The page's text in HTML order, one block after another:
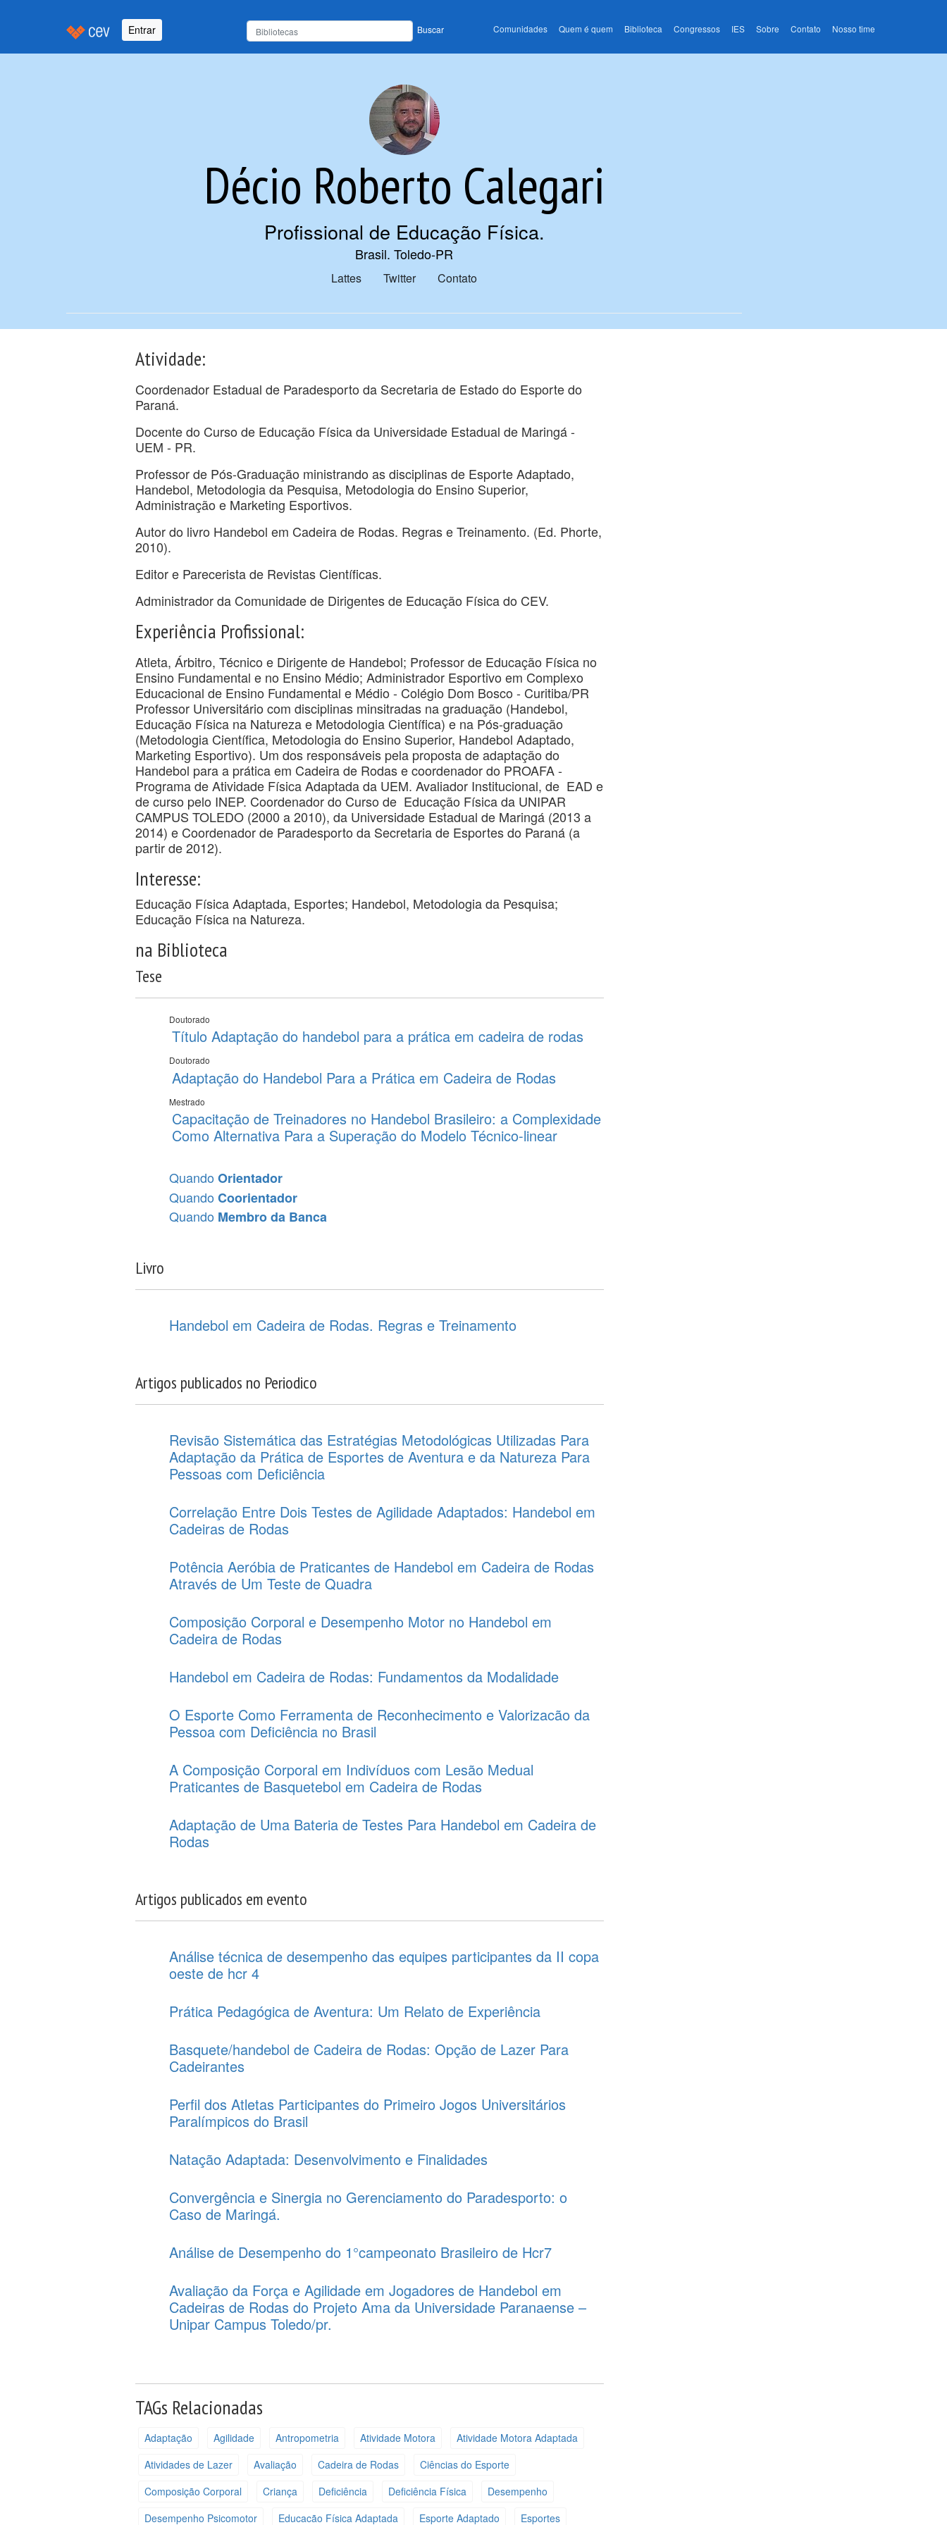
Entrar Buscar Comunidades Quem é quem Biblioteca Congressos IES Sobre Contato Nosso time
Décio Roberto Calegari
Profissional de Educação Física.
Brasil. Toledo-PR
Lattes Twitter Contato
Atividade:
Coordenador Estadual de Paradesporto da Secretaria de Estado do Esporte do
Paraná.
Docente do Curso de Educação Física da Universidade Estadual de Maringá -
UEM - PR.
Professor de Pós-Graduação ministrando as disciplinas de Esporte Adaptado,
Handebol, Metodologia da Pesquisa, Metodologia do Ensino Superior,
Administração e Marketing Esportivos.
Autor do livro Handebol em Cadeira de Rodas. Regras e Treinamento. (Ed. Phorte,
2010).
Editor e Parecerista de Revistas Científicas.
Administrador da Comunidade de Dirigentes de Educação Física do CEV.
Experiência Profissional:
Atleta, Árbitro, Técnico e Dirigente de Handebol; Professor de Educação Física no
Ensino Fundamental e no Ensino Médio; Administrador Esportivo em Complexo
Educacional de Ensino Fundamental e Médio - Colégio Dom Bosco - Curitiba/PR
Professor Universitário com disciplinas minsitradas na graduação (Handebol,
Educação Física na Natureza e Metodologia Científica) e na Pós-graduação
(Metodologia Científica, Metodologia do Ensino Superior, Handebol Adaptado,
Marketing Esportivo). Um dos responsáveis pela proposta de adaptação do
Handebol para a prática em Cadeira de Rodas e coordenador do PROAFA -
Programa de Atividade Física Adaptada da UEM. Avaliador Institucional, de EAD e
de curso pelo INEP. Coordenador do Curso de Educação Física da UNIPAR
CAMPUS TOLEDO (2000 a 2010), da Universidade Estadual de Maringá (2013 a
2014) e Coordenador de Paradesporto da Secretaria de Esportes do Paraná (a
partir de 2012).
Interesse:
Educação Física Adaptada, Esportes; Handebol, Metodologia da Pesquisa;
Educação Física na Natureza.
na Biblioteca
Tese
Doutorado
Título Adaptação do handebol para a prática em cadeira de rodas
Doutorado
Adaptação do Handebol Para a Prática em Cadeira de Rodas
Mestrado
Capacitação de Treinadores no Handebol Brasileiro: a Complexidade
Como Alternativa Para a Superação do Modelo Técnico-linear
QuandoOrientador
QuandoCoorientador
Quando Membro da Banca
Livro
Handebol em Cadeira de Rodas. Regras e Treinamento
Artigos publicados no Periodico
Revisão Sistemática das Estratégias Metodológicas Utilizadas Para
Adaptação da Prática de Esportes de Aventura e da Natureza Para
Pessoas com Deficiência
Correlação Entre Dois Testes de Agilidade Adaptados: Handebol em
Cadeiras de Rodas
Potência Aeróbia de Praticantes de Handebol em Cadeira de Rodas
Através de Um Teste de Quadra
Composição Corporal e Desempenho Motor no Handebol em
Cadeira de Rodas
Handebol em Cadeira de Rodas: Fundamentos da Modalidade
O Esporte Como Ferramenta de Reconhecimento e Valorizacão da
Pessoa com Deficiência no Brasil
A Composição Corporal em Indivíduos com Lesão Medual
Praticantes de Basquetebol em Cadeira de Rodas
Adaptação de Uma Bateria de Testes Para Handebol em Cadeira de
Rodas
Artigos publicados em evento
Análise técnica de desempenho das equipes participantes da II copa
oeste de hcr 4
Prática Pedagógica de Aventura: Um Relato de Experiência
Basquete/handebol de Cadeira de Rodas: Opção de Lazer Para
Cadeirantes
Perfil dos Atletas Participantes do Primeiro Jogos Universitários
Paralímpicos do Brasil
Natação Adaptada: Desenvolvimento e Finalidades
Convergência e Sinergia no Gerenciamento do Paradesporto: o
Caso de Maringá.
Análise de Desempenho do 1°campeonato Brasileiro de Hcr7
Avaliação da Força e Agilidade em Jogadores de Handebol em
Cadeiras de Rodas do Projeto Ama da Universidade Paranaense –
Unipar Campus Toledo/pr.
TAGs Relacionadas
Adaptação Agilidade Antropometria Atividade Motora
Atividade Motora Adaptada
Atividades de Lazer
Avaliação Cadeira de Rodas
Ciências do Esporte
Composição Corporal
Criança Deficiência Deficiência Física
Desempenho
Desempenho Psicomotor
Educacão Física Adaptada Esporte Adaptado Esportes